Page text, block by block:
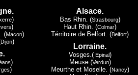
)
)
(Macon)
Dijon)
)
)
Alsace.
Bas Rhin. (Strasbourg)
Haut Rhin. (Colmar)
Térritoire de Belfort. (Belfort)
Lorraine.
Vosges.(Epinal)
Meuse.(Verdun)
Meurthe et Moselle. (Nancy)